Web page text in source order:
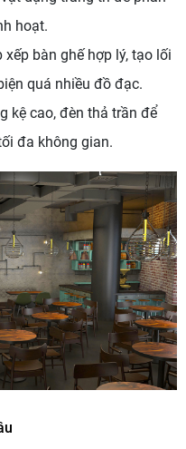
hoạt.
xếp bàn ghế hợp lý, tạo lối
quá nhiều đồ đạc.
kệ cao, đèn thả trần để
đa không gian.